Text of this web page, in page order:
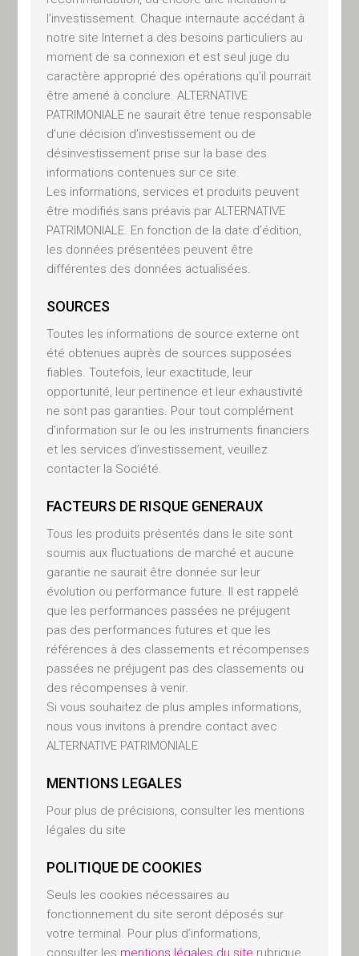
donc de vous assurer que vous
êtes juridiquement autorisé à
vous connecter au présent site
ainsi qu’à consulter et/ou utiliser
les informations diffusées au
regard des lois et règlements en
vigueur dans votre pays.
Les produits et services cités
par ALTERNATIVE
PATRIMONIALE ne peuvent être
proposés que dans les états
commercialisation ou
autorisée.
CE SITE N’EST
CONSTITUTIF NI
D’UN CONSEIL, NI
D’UNE OFFRE
Ce site internet a été réalisé
contenu ne constitue en aucune
démarchage, une
incitation à l’investissement.
Chaque internaute accédant à
notre site Internet a des besoins
particuliers au moment de sa
connexion et est seul juge du
caractère approprié des
opérations qu’il pourrait être
amené à conclure.
ALTERNATIVE PATRIMONIALE
responsable d’une décision
d’investissement ou de
désinvestissement prise sur la
contenues sur ce site.
Les informations, services et
produits peuvent être modifiés
sans préavis par ALTERNATIVE
l’investissement. Chaque internaute accédant à
notre site Internet a des besoins particuliers au
moment de sa connexion et est seul juge du
caractère approprié des opérations qu’il pourrait
être amené à conclure. ALTERNATIVE
PATRIMONIALE ne saurait être tenue responsable
d’une décision d’investissement ou de
désinvestissement prise sur la base des
informations contenues sur ce site.
Les informations, services et produits peuvent
être modifiés sans préavis par ALTERNATIVE
PATRIMONIALE. En fonction de la date d’édition,
les données présentées peuvent être
différentes des données actualisées.
SOURCES
Toutes les informations de source externe ont
été obtenues auprès de sources supposées
fiables. Toutefois, leur exactitude, leur
opportunité, leur pertinence et leur exhaustivité
ne sont pas garanties. Pour tout complément
d’information sur le ou les instruments financiers
et les services d’investissement, veuillez
contacter la Société.
FACTEURS DE RISQUE GENERAUX
Tous les produits présentés dans le site sont
soumis aux fluctuations de marché et aucune
garantie ne saurait être donnée sur leur
évolution ou performance future. Il est rappelé
que les performances passées ne préjugent
pas des performances futures et que les
références à des classements et récompenses
passées ne préjugent pas des classements ou
des récompenses à venir.
Si vous souhaitez de plus amples informations,
nous vous invitons à prendre contact avec
ALTERNATIVE PATRIMONIALE
MENTIONS LEGALES
Pour plus de précisions, consulter les mentions
légales du site
POLITIQUE DE COOKIES
Seuls les cookies nécessaires au
fonctionnement du site seront déposés sur
votre terminal. Pour plus d’informations,